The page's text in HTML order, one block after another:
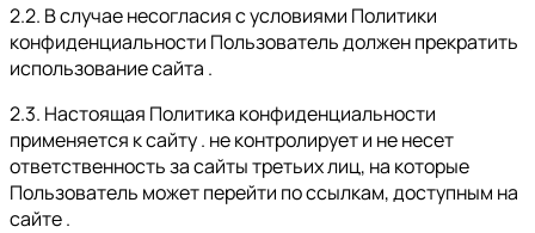
2.2. В случае несогласия с условиями Политики
конфиденциальности Пользователь должен прекратить
использование сайта .
2.3. Настоящая Политика конфиденциальности
применяется к сайту . не контролирует и не несет
ответственность за сайты третьих лиц, на которые
Пользователь может перейти по ссылкам, доступным на
сайте .